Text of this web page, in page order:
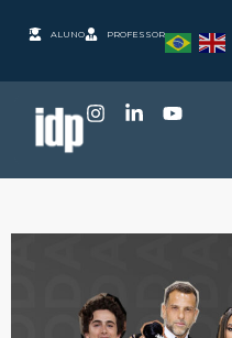
ALUNO PROFESSOR